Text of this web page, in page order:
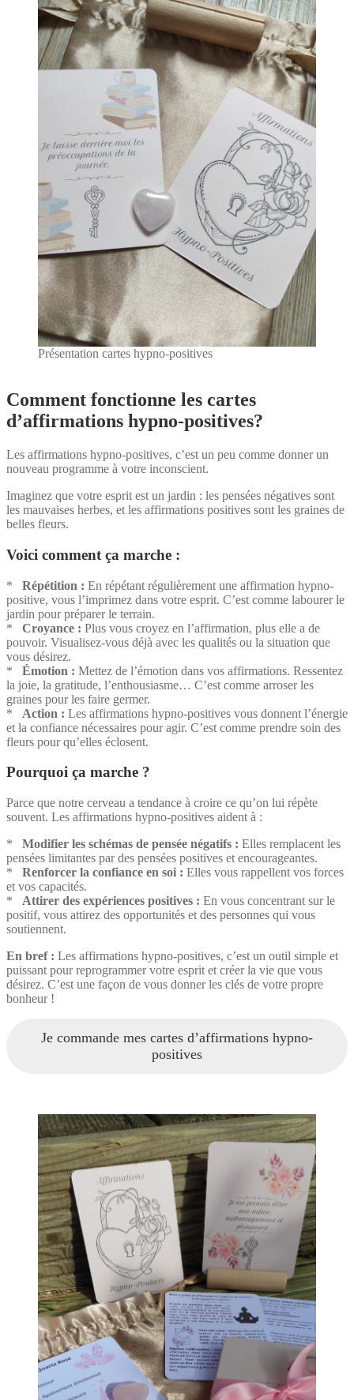
Présentation cartes hypno-positives
Comment fonctionne les cartes
d’affirmations hypno-positives?
Les affirmations hypno-positives, c’est un peu comme donner un
nouveau programme à votre inconscient.
Imaginez que votre esprit est un jardin : les pensées négatives sont
les mauvaises herbes, et les affirmations positives sont les graines de
belles fleurs.
Voici comment ça marche :
* Répétition : En répétant régulièrement une affirmation hypno-
positive, vous l’imprimez dans votre esprit. C’est comme labourer le
jardin pour préparer le terrain.
* Croyance : Plus vous croyez en l’affirmation, plus elle a de
pouvoir. Visualisez-vous déjà avec les qualités ou la situation que
vous désirez.
* Émotion : Mettez de l’émotion dans vos affirmations. Ressentez
la joie, la gratitude, l’enthousiasme… C’est comme arroser les
graines pour les faire germer.
* Action : Les affirmations hypno-positives vous donnent l’énergie
et la confiance nécessaires pour agir. C’est comme prendre soin des
fleurs pour qu’elles éclosent.
Pourquoi ça marche ?
Parce que notre cerveau a tendance à croire ce qu’on lui répète
souvent. Les affirmations hypno-positives aident à :
* Modifier les schémas de pensée négatifs : Elles remplacent les
pensées limitantes par des pensées positives et encourageantes.
* Renforcer la confiance en soi : Elles vous rappellent vos forces
et vos capacités.
* Attirer des expériences positives : En vous concentrant sur le
positif, vous attirez des opportunités et des personnes qui vous
soutiennent.
En bref : Les affirmations hypno-positives, c’est un outil simple et
puissant pour reprogrammer votre esprit et créer la vie que vous
désirez. C’est une façon de vous donner les clés de votre propre
bonheur !
Je commande mes cartes d’affirmations hypno-
positives